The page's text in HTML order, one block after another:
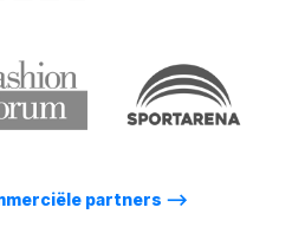
partners ⟶